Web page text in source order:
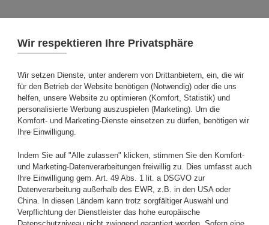
Zum Hauptinhalt springen
Ihre Meinung ist
und wichtig!
Nutzen Sie die Chance Ihr Lob oder Ihren
Tadel an unseren Produkten, Marken,
Mitarbeitenden oder Fachgeschäften
vollkommen anonym, schnell und einfach an